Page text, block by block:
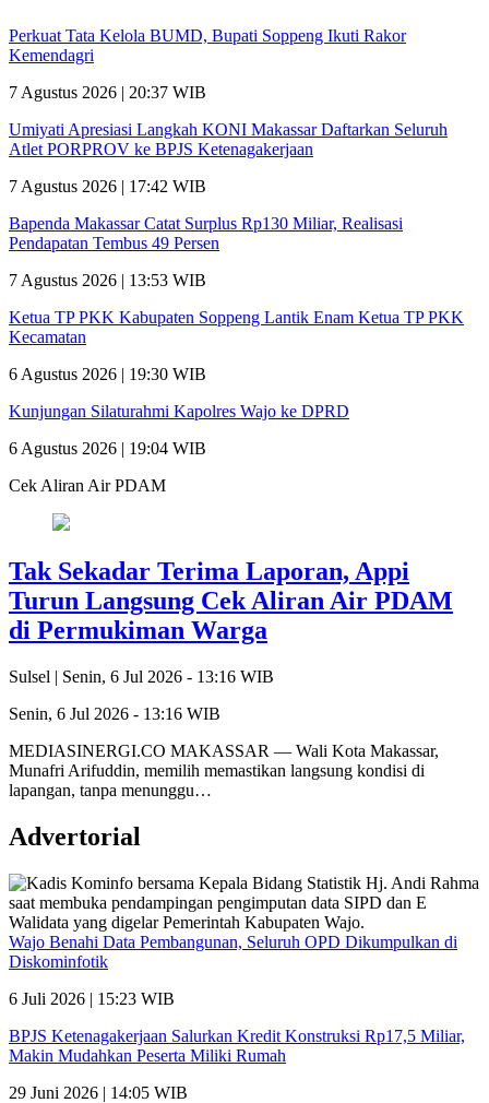
Perkuat Tata Kelola BUMD, Bupati Soppeng Ikuti Rakor
Kemendagri
7 Agustus 2026 | 20:37 WIB
Umiyati Apresiasi Langkah KONI Makassar Daftarkan Seluruh
Atlet PORPROV ke BPJS Ketenagakerjaan
7 Agustus 2026 | 17:42 WIB
Bapenda Makassar Catat Surplus Rp130 Miliar, Realisasi
Pendapatan Tembus 49 Persen
7 Agustus 2026 | 13:53 WIB
Ketua TP PKK Kabupaten Soppeng Lantik Enam Ketua TP PKK
Kecamatan
6 Agustus 2026 | 19:30 WIB
Kunjungan Silaturahmi Kapolres Wajo ke DPRD
6 Agustus 2026 | 19:04 WIB
Cek Aliran Air PDAM
Tak Sekadar Terima Laporan, Appi
Turun Langsung Cek Aliran Air PDAM
di Permukiman Warga
Sulsel | Senin, 6 Jul 2026 - 13:16 WIB
Senin, 6 Jul 2026 - 13:16 WIB
MEDIASINERGI.CO MAKASSAR — Wali Kota Makassar,
Munafri Arifuddin, memilih memastikan langsung kondisi di
lapangan, tanpa menunggu…
Advertorial
Wajo Benahi Data Pembangunan, Seluruh OPD Dikumpulkan di
Diskominfotik
6 Juli 2026 | 15:23 WIB
BPJS Ketenagakerjaan Salurkan Kredit Konstruksi Rp17,5 Miliar,
Makin Mudahkan Peserta Miliki Rumah
29 Juni 2026 | 14:05 WIB